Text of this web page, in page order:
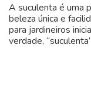
A suculenta é uma
beleza única e
para jardineiros
verdade,